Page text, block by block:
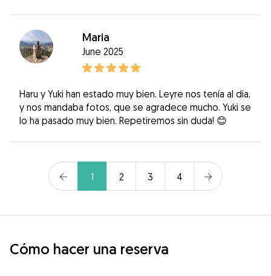
Maria
June 2025
Haru y Yuki han estado muy bien. Leyre nos tenía al dia,
y nos mandaba fotos, que se agradece mucho. Yuki se
lo ha pasado muy bien. Repetiremos sin duda! 😊
1 2 3 4
Cómo hacer una reserva